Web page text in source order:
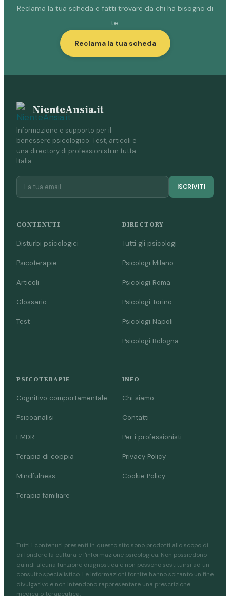
Reclama la tua scheda e fatti trovare da chi ha bisogno di
te.
Reclama la tua scheda
NienteAnsia.it
Informazione e supporto per il
benessere psicologico. Test, articoli e
una directory di professionisti in tutta
Italia.
ISCRIVITI
CONTENUTI
Disturbi psicologici
Psicoterapie
Articoli
Glossario
Test
DIRECTORY
Tutti gli psicologi
Psicologi Milano
Psicologi Roma
Psicologi Torino
Psicologi Napoli
Psicologi Bologna
PSICOTERAPIE
Cognitivo comportamentale
Psicoanalisi
EMDR
Terapia di coppia
Mindfulness
Terapia familiare
INFO
Chi siamo
Contatti
Per i professionisti
Privacy Policy
Cookie Policy
Tutti i contenuti presenti in questo sito sono prodotti allo scopo di
diffondere la cultura e l'informazione psicologica. Non possiedono
quindi alcuna funzione diagnostica e non possono sostituirsi ad un
consulto specialistico. Le informazioni fornite hanno soltanto un fine
divulgativo e non intendono rappresentare una prescrizione
medica o terapeutica.